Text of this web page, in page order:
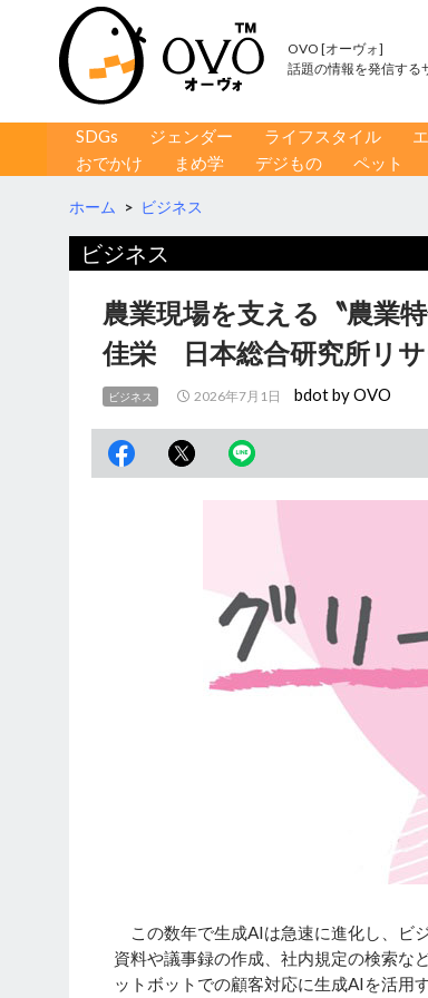
OVO [オーヴォ]
話題の情報を発信する
コンテンツへ移動
SDGs ジェンダー ライフスタイル
おでかけ
まめ学 デジもの ペット
ホーム > ビジネス
ビジネス
農業現場を支える〝農業
佳栄 日本総合研究所リ
ビジネス 2026年7月1日 bdot by OVO
この数年で生成AIは急速に進化し、ビ
資料や議事録の作成、社内規定の検索な
ットボットでの顧客対応に生成AIを活用